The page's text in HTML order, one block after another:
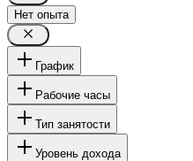
Нет опыта
График
Рабочие часы
Тип занятости
Уровень дохода